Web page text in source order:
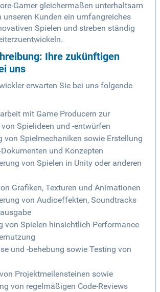
Gamer gleichermaßen unterhaltsam
unseren Kunden ein umfangreiches
Spielen und streben ständig
Ihre zukünftigen
uns
erwarten Sie bei uns folgende
mit Game Producern zur
Spielideen und -entwürfen
von Spielmechaniken sowie Erstellung
und Konzepten
von Spielen in Unity oder anderen
Grafiken, Texturen und Animationen
von Audioeffekten, Soundtracks
von Spielen hinsichtlich Performance
und -behebung sowie Testing von
Projektmeilensteinen sowie
von regelmäßigen Code-Reviews